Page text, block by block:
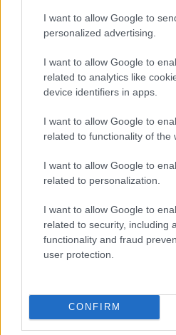
I want to allow Google to
personalized advertising.
I want to allow Google to
related to analytics like
device identifiers in apps.
I want to allow Google to
related to functionality of the
I want to allow Google to
related to personalization.
I want to allow Google to
related to security, including
functionality and fraud
user protection.
CONFIRM
un’assurdità, ignorando
prevenire favoritismi.
ma slogan populisti che
autoritari per mascherare
confrontarsi sul merito. La
paladina del riformismo,
catastrofismo sterile,
democrazia” ogni volta che
arruolando vip e Nobel per
vero affronto alla
scenario, il populismo non
destra: è diventato il